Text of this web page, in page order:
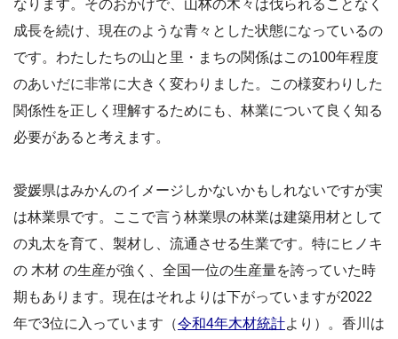
なります。そのおかげで、山林の木々は伐られることなく
成長を続け、現在のような青々とした状態になっているの
です。わたしたちの山と里・まちの関係はこの100年程度
のあいだに非常に大きく変わりました。この様変わりした
関係性を正しく理解するためにも、林業について良く知る
必要があると考えます。
愛媛県はみかんのイメージしかないかもしれないですが実
は林業県です。ここで言う林業県の林業は建築用材として
の丸太を育て、製材し、流通させる生業です。特にヒノキ
の 木材 の生産が強く、全国一位の生産量を誇っていた時
期もあります。現在はそれよりは下がっていますが2022
年で3位に入っています（令和4年木材統計より）。香川は